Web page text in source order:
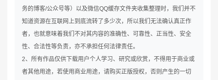
务的博客/公众号等）以及微信QQ缓存文件夹收集整理时，我们并不
知道资源在互联网上到底流转了多少次，所以我们无法确认真正作
者，也就意味着我们不对其内容的准确性、可靠性、正当性、安全
性、合法性等负责，亦不承担任何法律责任。
2、所有作品仅供下载用户个人学习、研究或欣赏，不得用于商业或
者其他用途，若使用商业用途，请购买正版授权，否则产生的一切